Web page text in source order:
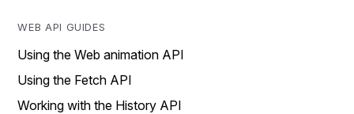
WEB API GUIDES
Using the Web animation API
Using the Fetch API
Working with the History API